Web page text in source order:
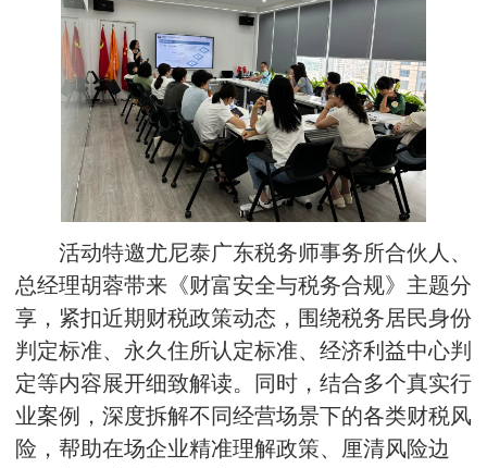
活动特邀尤尼泰广东税务师事务所合伙人、
总经理胡蓉带来《财富安全与税务合规》主题分
享，紧扣近期财税政策动态，围绕税务居民身份
判定标准、永久住所认定标准、 经济利益中心判
定等内容展开细致解读。同时，结合多个真实行
业案例，深度拆解不同经营场景下的各类财税风
险，帮助在场企业精准理解政策、厘清风险边